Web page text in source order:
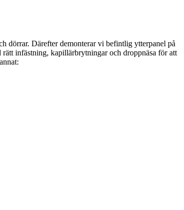
dörrar. Därefter demonterar vi befintlig ytterpanel på
infästning, kapillärbrytningar och droppnäsa för att